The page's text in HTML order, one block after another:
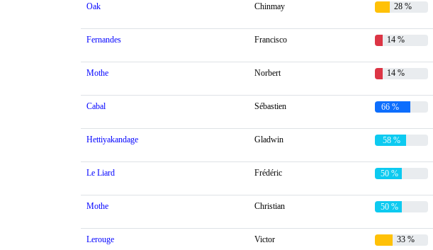
Oak Chinmay 28 %
Fernandes Francisco 14 %
Mothe Norbert 14 %
Cabal Sébastien 66 %
Hettiyakandage Gladwin 58 %
Le Liard Frédéric 50 %
Mothe Christian 50 %
Lerouge Victor 33 %